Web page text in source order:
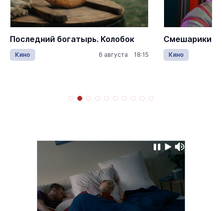
Последний богатырь. Колобок
Кино 6 августа 18:15
Смешарики
Кино